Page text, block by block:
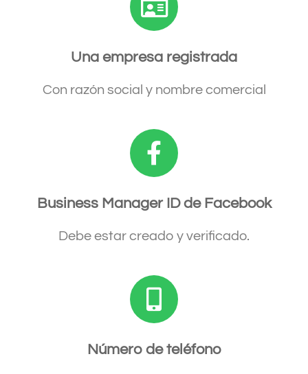
Una empresa registrada
Con razón social y nombre comercial
Business Manager ID de Facebook
Debe estar creado y verificado.
Número de teléfono